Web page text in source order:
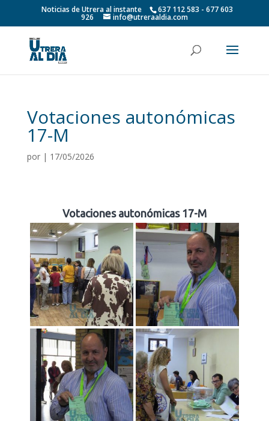
Noticias de Utrera al instante 637 112 583 - 677 603
926 info@utreraaldia.com
Votaciones autonómicas
17-M
por | 17/05/2026
Votaciones autonómicas 17-M